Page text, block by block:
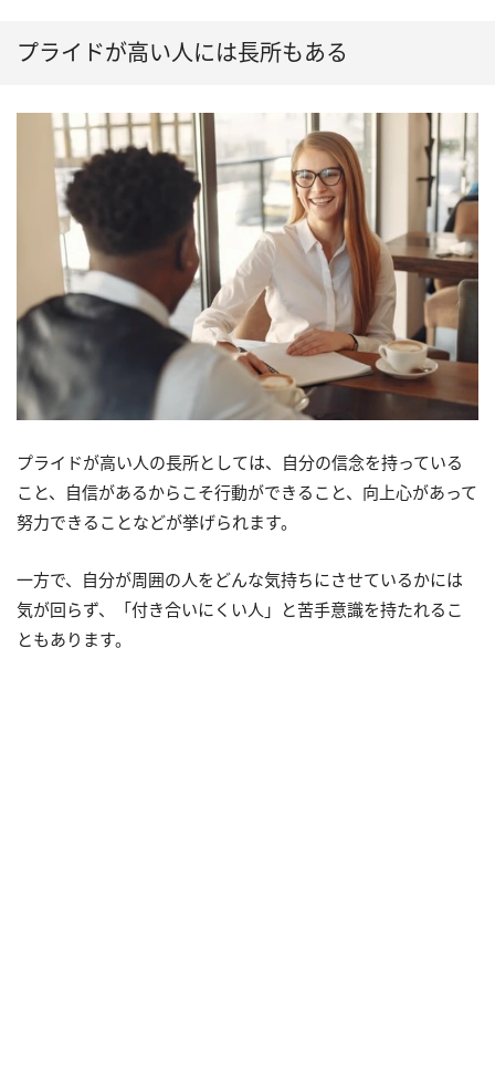
プライドが高い人には長所もある
プライドが高い人の長所としては、自分の信念を持っている
こと、自信があるからこそ行動ができること、向上心があって
努力できることなどが挙げられます。
一方で、自分が周囲の人をどんな気持ちにさせているかには
気が回らず、「付き合いにくい人」と苦手意識を持たれるこ
ともあります。